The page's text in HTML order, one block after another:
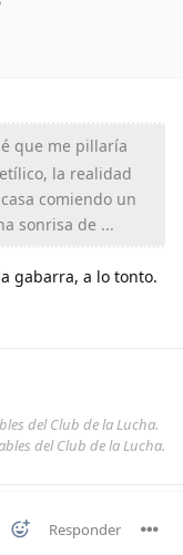
que me pillaría
la realidad
comiendo un
sonrisa de ...
gabarra, a lo tonto.
del Club de la Lucha.
del Club de la Lucha.
Responder